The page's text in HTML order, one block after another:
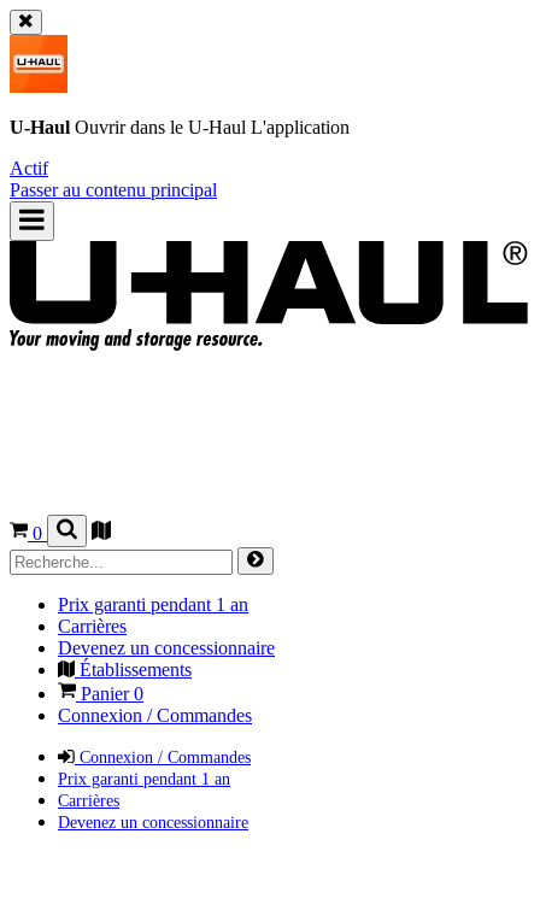
U-Haul Ouvrir dans le U-Haul L'application
Actif
Passer au contenu principal
0
Prix garanti pendant 1 an
Carrières
Devenez un concessionnaire
Établissements
Panier0
Connexion / Commandes
Connexion / Commandes
Prix garanti pendant 1 an
Carrières
Devenez un concessionnaire